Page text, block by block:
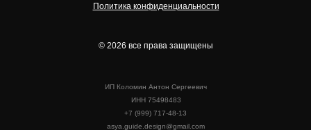
Политика конфиденциальности
© 2026 все права защищены
ИП Коломин Антон Сергеевич
ИНН 75498483
+7 (999) 717-48-13
asya.guide.design@gmail.com